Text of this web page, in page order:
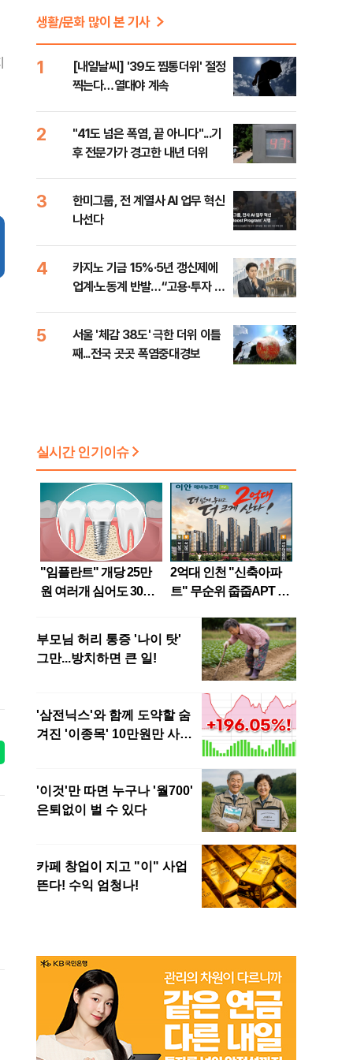
생활/문화 많이 본 기사
1
[내일날씨] '39도 찜통더위' 절정
찍는다…열대야 계속
2
"41도 넘은 폭염, 끝 아니다"...기
후 전문가가 경고한 내년 더위
3
한미그룹, 전 계열사 AI 업무 혁신
나선다
4
카지노 기금 15%·5년 갱신제에
업계·노동계 반발…“고용·투자 흔
5
서울 '체감 38도' 극한 더위 이틀
째...전국 곳곳 폭염중대경보